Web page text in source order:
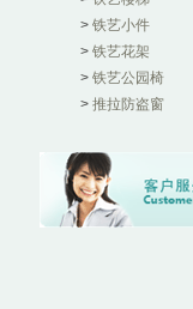
> 铁艺小件
> 铁艺花架
> 铁艺公园椅
> 推拉防盗窗